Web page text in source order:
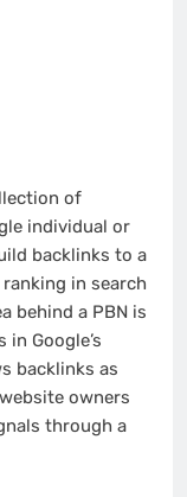
of
individual or
backlinks to a
in search
behind a PBN is
Google’s
backlinks as
owners
through a